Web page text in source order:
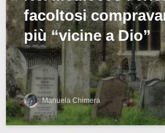
facoltosi
più “vicine a Dio”
Manuela Chimera